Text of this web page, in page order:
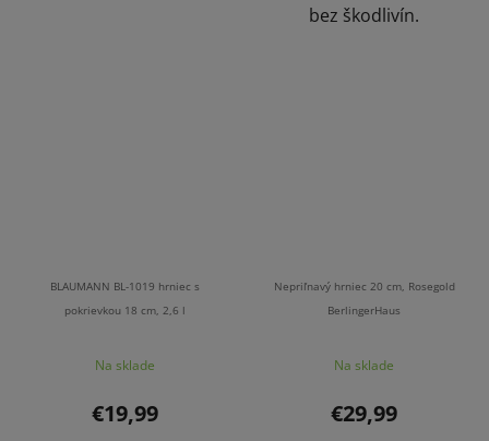
bez škodlivín.
BLAUMANN BL-1019 hrniec s
pokrievkou 18 cm, 2,6 l
Na sklade
€19,99
Nepriľnavý hrniec 20 cm, Rosegold
BerlingerHaus
Na sklade
€29,99